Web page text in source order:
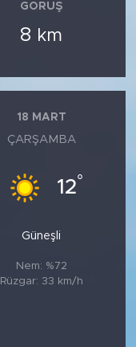
GÖRÜŞ
8 km
18 MART
ÇARŞAMBA
12°
Güneşli
Nem: %72
Rüzgar: 33 km/h